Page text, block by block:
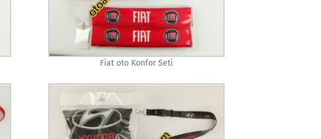
Fiat oto Konfor Seti